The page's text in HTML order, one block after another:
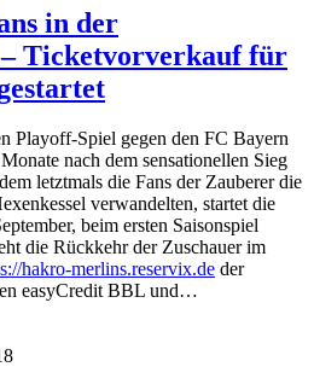
in der
Ticketvorverkauf für
Playoff-Spiel gegen den FC Bayern
nach dem sensationellen Sieg
letztmals die Fans der Zauberer die
verwandelten, startet die
beim ersten Saisonspiel
die Rückkehr der Zuschauer im
hakro-merlins.reservix.de der
easyCredit BBL und…